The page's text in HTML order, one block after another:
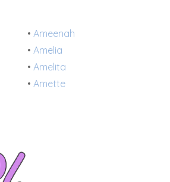
• Ameenah
• Amelia
• Amelita
• Amette